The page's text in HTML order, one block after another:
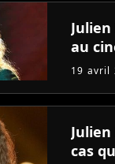
au
19 avril
cas